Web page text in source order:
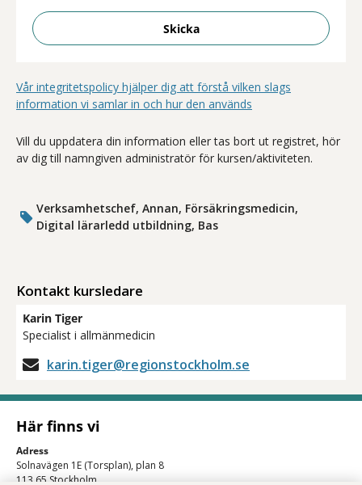
Skicka
Vår integritetspolicy hjälper dig att förstå vilken slags
information vi samlar in och hur den används
Vill du uppdatera din information eller tas bort ut registret, hör
av dig till namngiven administratör för kursen/aktiviteten.
Verksamhetschef, Annan, Försäkringsmedicin,
Digital lärarledd utbildning, Bas
Kontakt kursledare
Karin Tiger
Specialist i allmänmedicin
karin.tiger@regionstockholm.se
Här finns vi
Adress
Solnavägen 1E (Torsplan), plan 8
113 65 Stockholm